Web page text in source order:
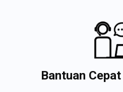
Bantuan